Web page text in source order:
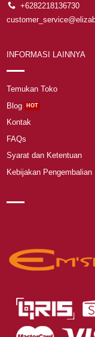
+6282218136730
INFORMASI LAINNYA
Temukan Toko
Blog
Kontak
FAQs
Syarat dan Ketentuan
Kebijakan Pengembalian